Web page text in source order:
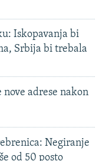
Iskopavanja bi
Srbija bi trebala
nove adrese nakon
Negiranje
od 50 posto